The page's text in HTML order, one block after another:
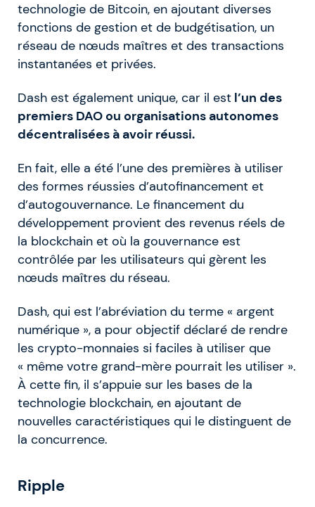
technologie de Bitcoin, en ajoutant diverses
fonctions de gestion et de budgétisation, un
réseau de nœuds maîtres et des transactions
instantanées et privées.
Dash est également unique, car il est l’un des
premiers DAO ou organisations autonomes
décentralisées à avoir réussi.
En fait, elle a été l’une des premières à utiliser
des formes réussies d’autofinancement et
d’autogouvernance. Le financement du
développement provient des revenus réels de
la blockchain et où la gouvernance est
contrôlée par les utilisateurs qui gèrent les
nœuds maîtres du réseau.
Dash, qui est l’abréviation du terme « argent
numérique », a pour objectif déclaré de rendre
les crypto-monnaies si faciles à utiliser que
« même votre grand-mère pourrait les utiliser ».
À cette fin, il s’appuie sur les bases de la
technologie blockchain, en ajoutant de
nouvelles caractéristiques qui le distinguent de
la concurrence.
Ripple